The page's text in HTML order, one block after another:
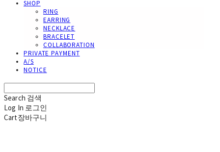
SHOP
RING
EARRING
NECKLACE
BRACELET
COLLABORATION
PRIVATE PAYMENT
A/S
NOTICE
Search 검색
Log In 로그인
Cart장바구니